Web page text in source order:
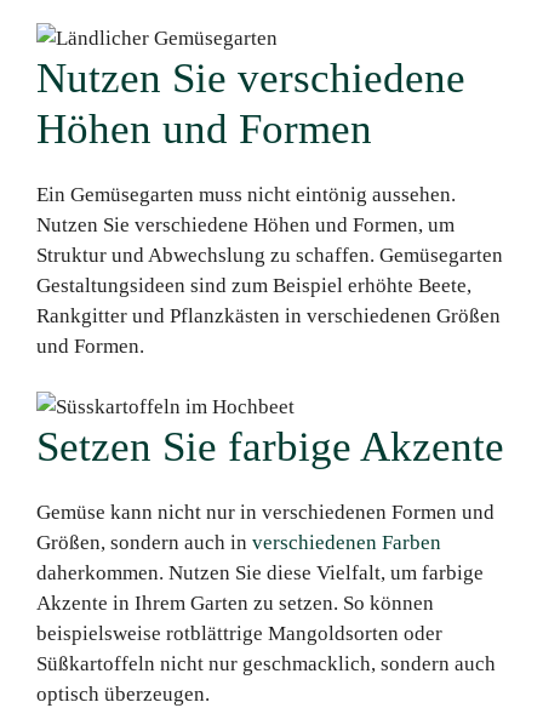
Nutzen Sie verschiedene
Höhen und Formen
Ein Gemüsegarten muss nicht eintönig aussehen.
Nutzen Sie verschiedene Höhen und Formen, um
Struktur und Abwechslung zu schaffen. Gemüsegarten
Gestaltungsideen sind zum Beispiel erhöhte Beete,
Rankgitter und Pflanzkästen in verschiedenen Größen
und Formen.
Setzen Sie farbige Akzente
Gemüse kann nicht nur in verschiedenen Formen und
Größen, sondern auch in verschiedenen Farben
daherkommen. Nutzen Sie diese Vielfalt, um farbige
Akzente in Ihrem Garten zu setzen. So können
beispielsweise rotblättrige Mangoldsorten oder
Süßkartoffeln nicht nur geschmacklich, sondern auch
optisch überzeugen.